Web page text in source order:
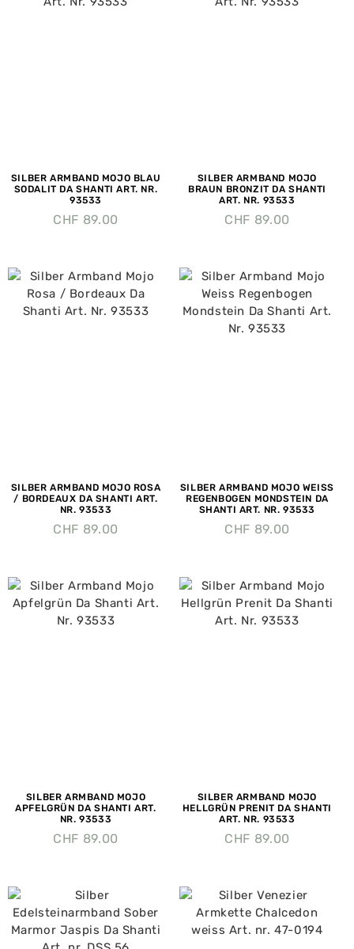
SILBER ARMBAND MOJO BLAU
SODALIT DA SHANTI ART. NR.
93533
CHF 89.00
SILBER ARMBAND MOJO
BRAUN BRONZIT DA SHANTI
ART. NR. 93533
CHF 89.00
SILBER ARMBAND MOJO ROSA
/ BORDEAUX DA SHANTI ART.
NR. 93533
CHF 89.00
SILBER ARMBAND MOJO WEISS
REGENBOGEN MONDSTEIN DA
SHANTI ART. NR. 93533
CHF 89.00
SILBER ARMBAND MOJO
APFELGRÜN DA SHANTI ART.
NR. 93533
CHF 89.00
SILBER ARMBAND MOJO
HELLGRÜN PRENIT DA SHANTI
ART. NR. 93533
CHF 89.00